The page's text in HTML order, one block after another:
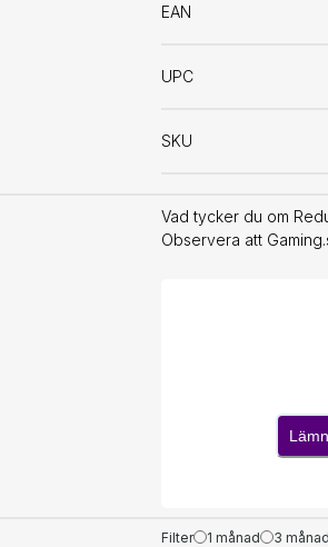
EAN
UPC
SKU
Vad tycker du om
Observera att
Filter 1 månad 3